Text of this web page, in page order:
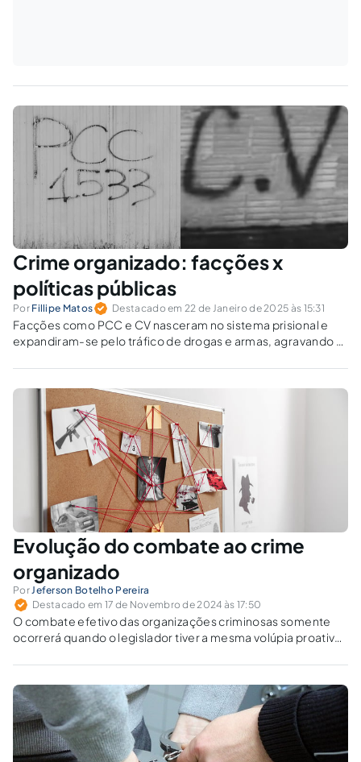
Crime organizado: facções x
políticas públicas
Por Fillipe Matos Destacado em 22 de Janeiro de 2025 às 15:31
Facções como PCC e CV nasceram no sistema prisional e
expandiram-se pelo tráfico de drogas e armas, agravando a
12.850/2013 e conter a corrupção?
Evolução do combate ao crime
organizado
Por Jeferson Botelho Pereira
Destacado em 17 de Novembro de 2024 às 17:50
O combate efetivo das organizações criminosas somente
ocorrerá quando o legislador tiver a mesma volúpia proativa
de Direito e suas penas.